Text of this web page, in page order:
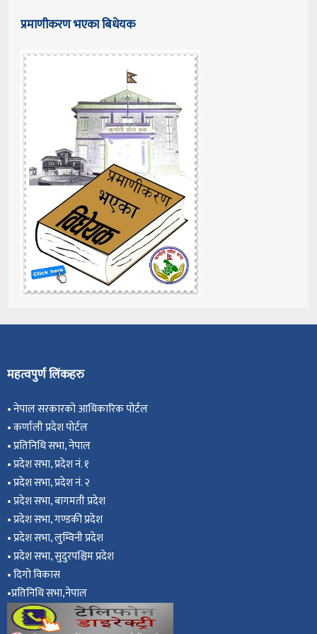
प्रमाणीकरण भएका बिधेयक
महत्वपुर्ण लिंकहरु
•नेपाल सरकारको आधिकारिक पोर्टल
•कर्णाली प्रदेश पोर्टल
•प्रतिनिधि सभा, नेपाल
•प्रदेश सभा, प्रदेश नं. १
•प्रदेश सभा, प्रदेश नं. २
•प्रदेश सभा, बागमती प्रदेश
•प्रदेश सभा, गण्डकी प्रदेश
•प्रदेश सभा, लुम्विनी प्रदेश
•प्रदेश सभा, सुदुरपश्चिम प्रदेश
•दिगो विकास
•प्रतिनिधि सभा,नेपाल